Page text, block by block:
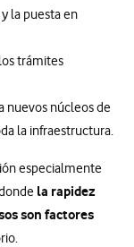
la puesta en
trámites
nuevos núcleos de
la infraestructura.
especialmente
la rapidez
son factores